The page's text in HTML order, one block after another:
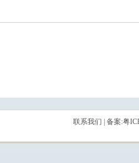
联系我们 | 备案:粤